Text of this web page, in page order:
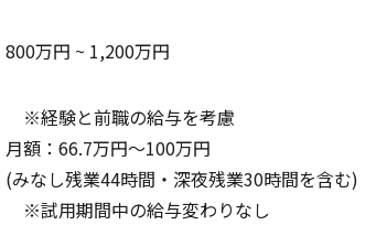
800万円 ~ 1,200万円
※経験と前職の給与を考慮
月額：66.7万円〜100万円
(みなし残業44時間・深夜残業30時間を含む)
※試用期間中の給与変わりなし